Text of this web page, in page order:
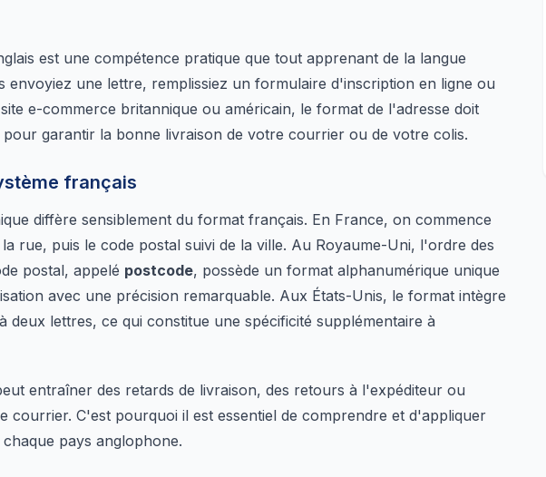
est une compétence pratique que tout apprenant de la langue
envoyiez une lettre, remplissiez un formulaire d'inscription en ligne ou
e-commerce britannique ou américain, le format de l'adresse doit
garantir la bonne livraison de votre courrier ou de votre colis.
français
diffère sensiblement du format français. En France, on commence
rue, puis le code postal suivi de la ville. Au Royaume-Uni, l'ordre des
postal, appelé postcode, possède un format alphanumérique unique
avec une précision remarquable. Aux États-Unis, le format intègre
deux lettres, ce qui constitue une spécificité supplémentaire à
entraîner des retards de livraison, des retours à l'expéditeur ou
courrier. C'est pourquoi il est essentiel de comprendre et d'appliquer
pays anglophone.